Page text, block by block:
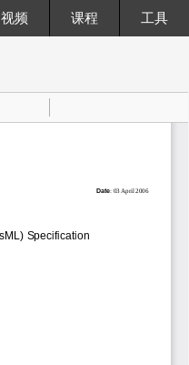
视频 课程 工具